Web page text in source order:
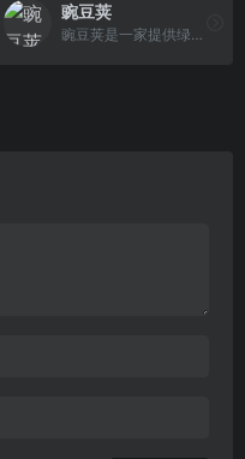
豌豆荚
豌豆荚是一家提供绿色安全应用与游戏的下载市场，商店上汇聚了海量更新更全的安卓软件、安卓应用和安卓游戏免费下载资源。